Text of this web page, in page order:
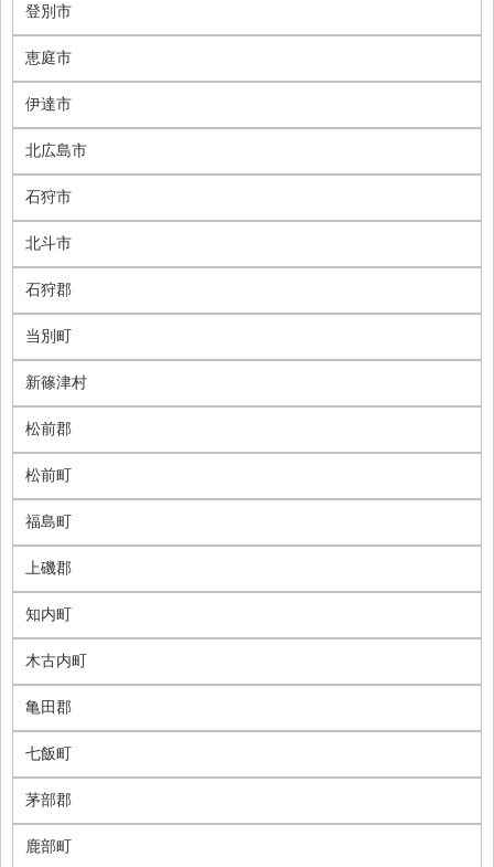
登別市
恵庭市
伊達市
北広島市
石狩市
北斗市
石狩郡
当別町
新篠津村
松前郡
松前町
福島町
上磯郡
知内町
木古内町
亀田郡
七飯町
茅部郡
鹿部町